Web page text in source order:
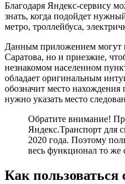
Благодаря Яндекс-сервису
знать, когда подойдет
метро, троллейбуса,
Данным приложением могут
Саратова, но и приезжие,
незнакомом населенном
обладает оригинальным
обозначит место нахождения
нужно указать место
Обратите внимание!
Яндекс.Транспорт для
2020 года. Поэтому
весь функционал то же
Как пользоваться